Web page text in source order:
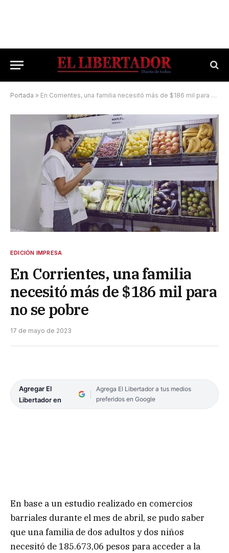
Portada » En Corrientes, una familia necesitó más de $186 mil para no se pobre
EDICIÓN IMPRESA
En Corrientes, una familia
necesitó más de $186 mil para
no se pobre
17 de mayo de 2023
Agregar El
Libertador en
Agrega El Libertador a tus medios
preferidos en Google
En base a un estudio realizado en comercios
barriales durante el mes de abril, se pudo saber
que una familia de dos adultos y dos niños
necesitó de 185.673,06 pesos para acceder a la